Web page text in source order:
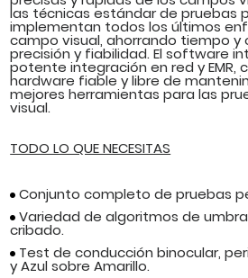
las técnicas estándar de pruebas
implementan todos los últimos
campo visual, ahorrando tiempo
precisión y fiabilidad. El software
potente integración en red y EMR,
hardware fiable y libre de
mejores herramientas para las
visual.
TODO LO QUE NECESITAS
Conjunto completo de pruebas
Variedad de algoritmos de
cribado.
Test de conducción binocular,
y Azul sobre Amarillo.